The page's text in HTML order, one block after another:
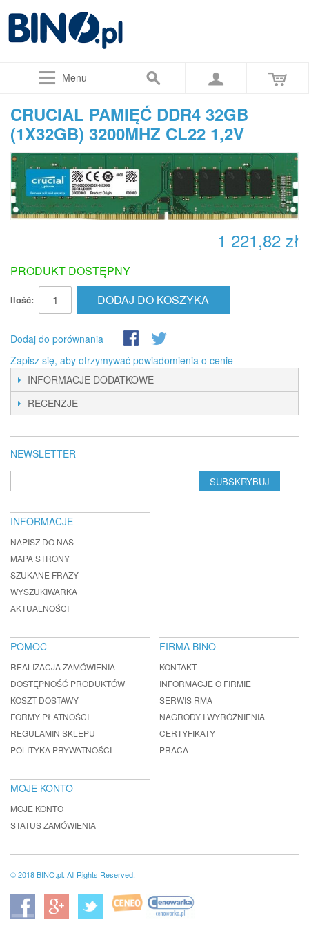
Menu
CRUCIAL PAMIĘĆ DDR4 32GB
(1X32GB) 3200MHZ CL22 1,2V
1 221,82 zł
PRODUKT DOSTĘPNY
Ilość: DODAJ DO KOSZYKA
Dodaj do porównania
Zapisz się, aby otrzymywać powiadomienia o cenie
INFORMACJE DODATKOWE
RECENZJE
NEWSLETTER
SUBSKRYBUJ
INFORMACJE
NAPISZ DO NAS
MAPA STRONY
SZUKANE FRAZY
WYSZUKIWARKA
AKTUALNOŚCI
POMOC
REALIZACJA ZAMÓWIENIA
DOSTĘPNOŚĆ PRODUKTÓW
KOSZT DOSTAWY
FORMY PŁATNOŚCI
REGULAMIN SKLEPU
POLITYKA PRYWATNOŚCI
FIRMA BINO
KONTAKT
INFORMACJE O FIRMIE
SERWIS RMA
NAGRODY I WYRÓŻNIENIA
CERTYFIKATY
PRACA
MOJE KONTO
MOJE KONTO
STATUS ZAMÓWIENIA
© 2018 BINO.pl. All Rights Reserved.